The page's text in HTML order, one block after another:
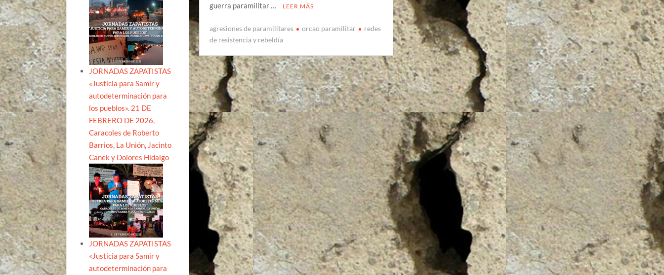
guerra paramilitar …
LEER MÁS
agresiones de paramilitares orcao paramilitar
redes
de resistencia y rebeldía
JORNADAS ZAPATISTAS
«Justicia para Samir y
autodeterminación para
los pueblos». 21 DE
FEBRERO DE 2026,
Caracoles de Roberto
Barrios, La Unión, Jacinto
Canek y Dolores Hidalgo
JORNADAS ZAPATISTAS
«Justicia para Samir y
autodeterminación para